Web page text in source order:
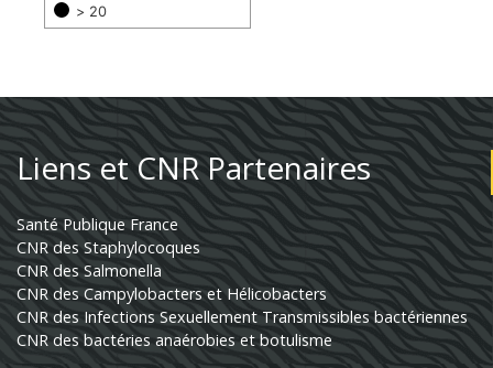
> 20
Liens et CNR Partenaires
Santé Publique France
CNR des Staphylocoques
CNR des Salmonella
CNR des Campylobacters et Hélicobacters
CNR des Infections Sexuellement Transmissibles bactériennes
CNR des bactéries anaérobies et botulisme